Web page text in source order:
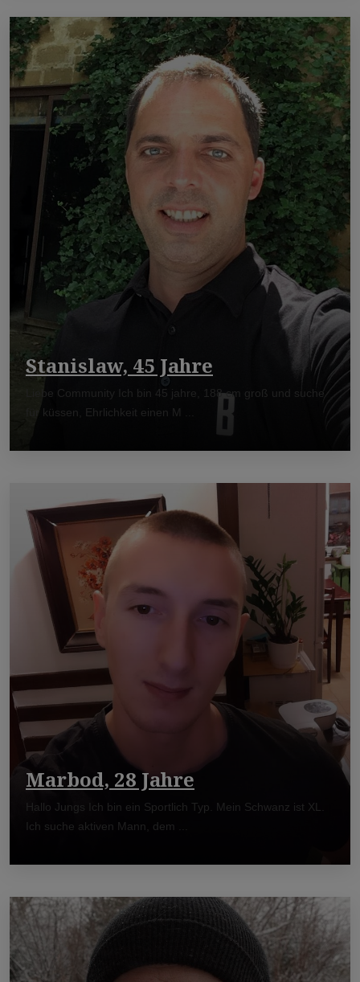
Stanislaw, 45 Jahre
Liebe Community Ich bin 45 jahre, 188 cm groß und suche
für küssen, Ehrlichkeit einen M ...
Marbod, 28 Jahre
Hallo Jungs Ich bin ein Sportlich Typ. Mein Schwanz ist XL.
Ich suche aktiven Mann, dem ...